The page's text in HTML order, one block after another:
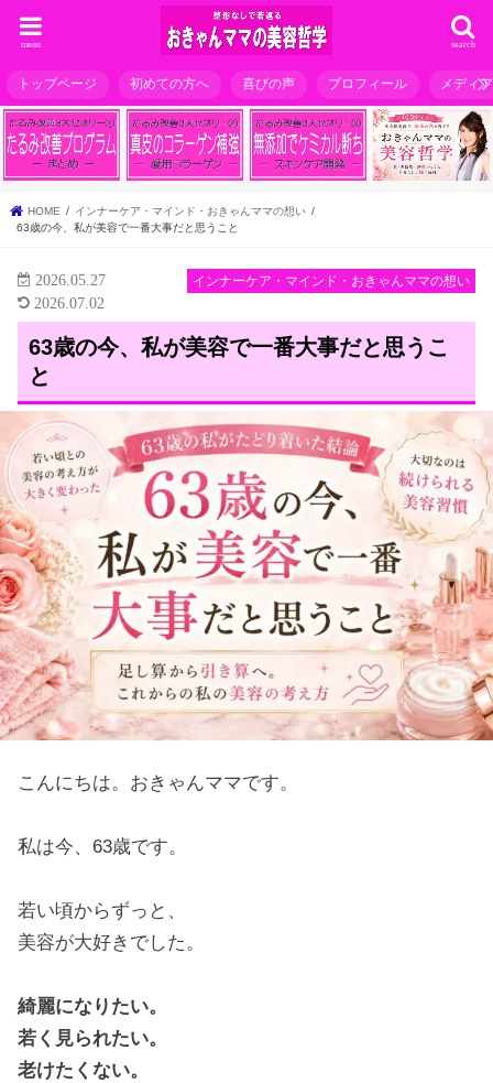
search
menu
トップページ 初めての方へ 喜びの声 プロフィール メディ
HOME
インナーケア・マインド・おきゃんママの想い
63歳の今、私が美容で一番大事だと思うこと
インナーケア・マインド・おきゃんママの想い
2026.05.27
2026.07.02
63歳の今、私が美容で一番大事だと思うこ
と
こんにちは。おきゃんママです。
私は今、63歳です。
若い頃からずっと、
美容が大好きでした。
綺麗になりたい。
若く見られたい。
老けたくない。